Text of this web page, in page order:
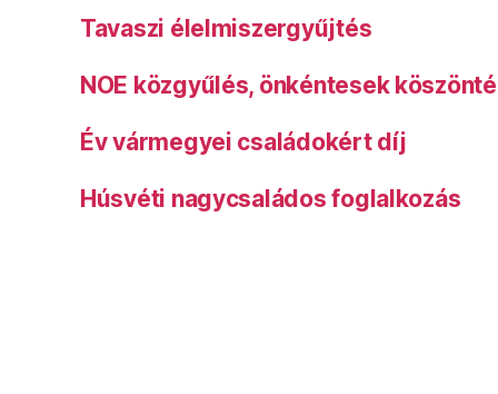
Tavaszi élelmiszergyűjtés
NOE közgyűlés, önkéntesek
Év vármegyei családokért díj
Húsvéti nagycsaládos foglalkozás